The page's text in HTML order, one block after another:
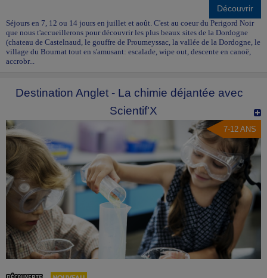
Découvrir
Séjours en 7, 12 ou 14 jours en juillet et août. C'est au coeur du Perigord Noir
que nous t'accueillerons pour découvrir les plus beaux sites de la Dordogne
(chateau de Castelnaud, le gouffre de Proumeyssac, la vallée de la Dordogne, le
village du Bournat tout en s'amusant: escalade, wipe out, descente en canoë,
accrobr...
Destination Anglet - La chimie déjantée avec
Scientif'X
7-12 ANS